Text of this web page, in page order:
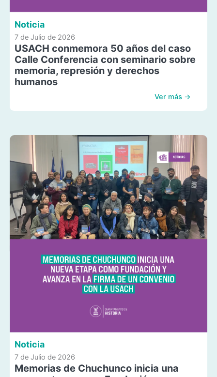
Noticia
7 de Julio de 2026
USACH conmemora 50 años del caso
Calle Conferencia con seminario sobre
memoria, represión y derechos
humanos
Ver más →
Noticia
7 de Julio de 2026
Memorias de Chuchunco inicia una